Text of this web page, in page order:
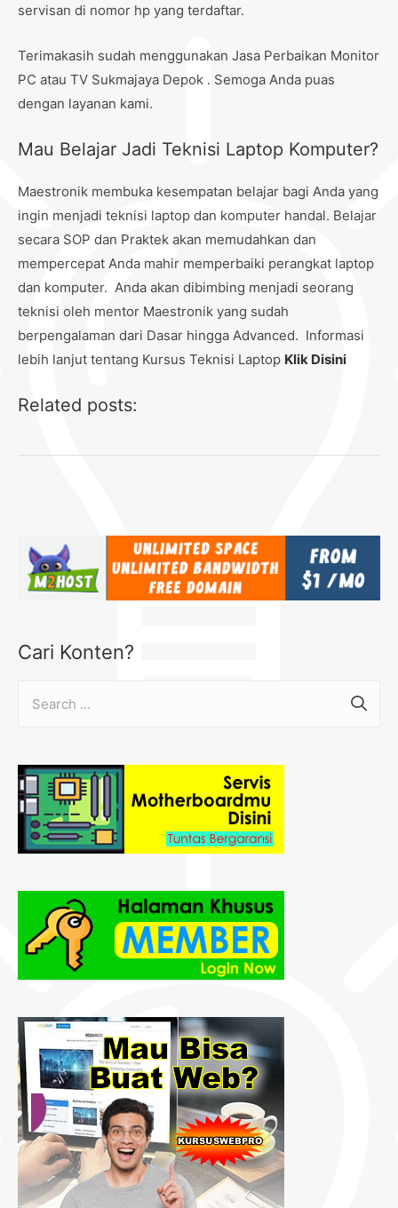
servisan di nomor hp yang terdaftar.
Terimakasih sudah menggunakan Jasa Perbaikan Monitor
PC atau TV Sukmajaya Depok . Semoga Anda puas
dengan layanan kami.
Mau Belajar Jadi Teknisi Laptop Komputer?
Maestronik membuka kesempatan belajar bagi Anda yang
ingin menjadi teknisi laptop dan komputer handal. Belajar
secara SOP dan Praktek akan memudahkan dan
mempercepat Anda mahir memperbaiki perangkat laptop
dan komputer. Anda akan dibimbing menjadi seorang
teknisi oleh mentor Maestronik yang sudah
berpengalaman dari Dasar hingga Advanced. Informasi
lebih lanjut tentang Kursus Teknisi Laptop Klik Disini
Related posts:
Cari Konten?